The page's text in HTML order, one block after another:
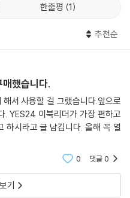
한줄평 1
추천순
했습니다.
서 사용할 걸 그랬습니다.앞으로
. YES24 이북리더가 가장 편하고
하시라고 글 남깁니다. 올해 꼭 열
0 댓글0
기